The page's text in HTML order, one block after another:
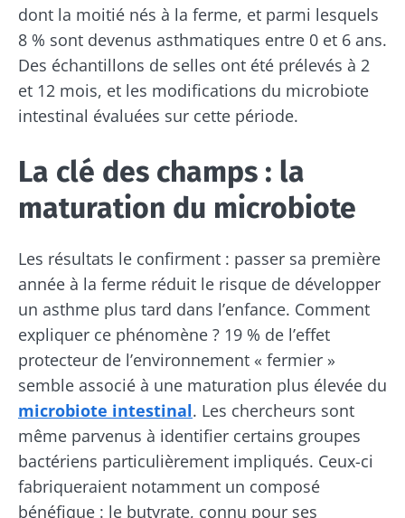
dont la moitié nés à la ferme, et parmi lesquels
8 % sont devenus asthmatiques entre 0 et 6 ans.
Des échantillons de selles ont été prélevés à 2
et 12 mois, et les modifications du microbiote
intestinal évaluées sur cette période.
La clé des champs : la
maturation du microbiote
Les résultats le confirment : passer sa première
année à la ferme réduit le risque de développer
un asthme plus tard dans l’enfance. Comment
expliquer ce phénomène ? 19 % de l’effet
protecteur de l’environnement « fermier »
semble associé à une maturation plus élevée du
microbiote intestinal. Les chercheurs sont
même parvenus à identifier certains groupes
bactériens particulièrement impliqués. Ceux-ci
fabriqueraient notamment un composé
bénéfique : le butyrate, connu pour ses
Ne partez pas si vite !
Rejoignez la communauté du microbiote et
recevez une fois par mois "The Essential"
pour rester au courant des dernières
actualités sur le microbiote.